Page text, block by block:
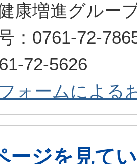
康増進グルー
：0761-72-
72-5626
ォームによる
ージを見て